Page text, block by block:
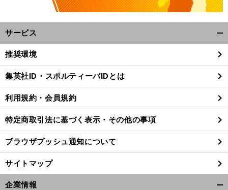
サービス
閉
る
推奨環境
集英社ID・スポルティーバIDとは
利用規約・会員規約
特定商取引法に基づく表示・その他の事項
ブラウザプッシュ通知について
サイトマップ
企業情報